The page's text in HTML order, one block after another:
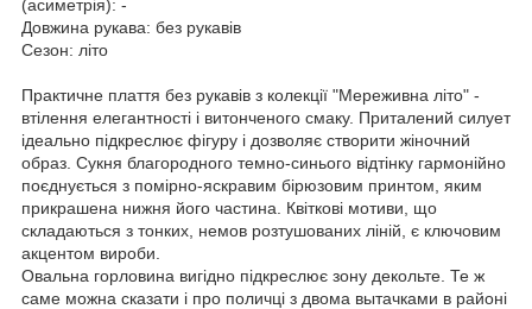
(асиметрія): -
Довжина рукава: без рукавів
Сезон: літо
Практичне плаття без рукавів з колекції "Мереживна літо" -
втілення елегантності і витонченого смаку. Приталений силует
ідеально підкреслює фігуру і дозволяє створити жіночний
образ. Сукня благородного темно-синього відтінку гармонійно
поєднується з помірно-яскравим бірюзовим принтом, яким
прикрашена нижня його частина. Квіткові мотиви, що
складаються з тонких, немов розтушованих ліній, є ключовим
акцентом вироби.
Овальна горловина вигідно підкреслює зону декольте. Те ж
саме можна сказати і про поличці з двома вытачками в районі